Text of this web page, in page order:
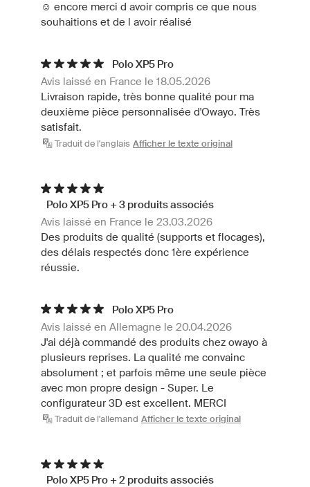
☺️ encore merci d avoir compris ce que nous
souhaitions et de l avoir réalisé
Polo XP5 Pro
Avis laissé en France le 18.05.2026
Livraison rapide, très bonne qualité pour ma
deuxième pièce personnalisée d'Owayo. Très
satisfait.
Traduit de l'anglais Afficher le texte original
Polo XP5 Pro + 3 produits associés
Avis laissé en France le 23.03.2026
Des produits de qualité (supports et flocages),
des délais respectés donc 1ère expérience
réussie.
Polo XP5 Pro
Avis laissé en Allemagne le 20.04.2026
J'ai déjà commandé des produits chez owayo à
plusieurs reprises. La qualité me convainc
absolument ; et parfois même une seule pièce
avec mon propre design - Super. Le
configurateur 3D est excellent. MERCI
Traduit de l'allemand Afficher le texte original
Polo XP5 Pro + 2 produits associés